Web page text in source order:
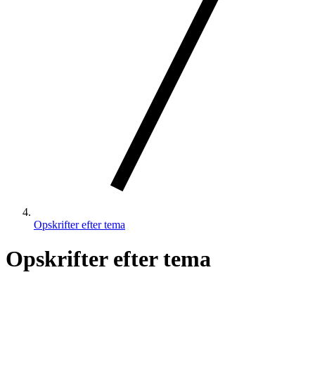
Opskrifter efter tema
Opskrifter efter tema